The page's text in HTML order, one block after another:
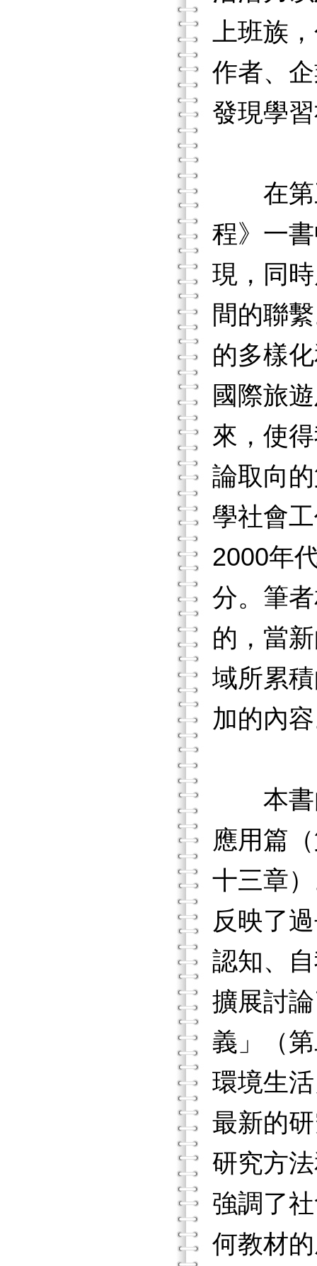
上班族
作者、
發現學
在第三
程》一
現，同
間的聯
的多樣
國際旅
來，使
論取向
學社會
2000年
分。筆
的，當
域所累
加的內
本書由
應用篇
十三章
反映了
認知、
擴展討
義」（
環境生
最新的
研究方
強調了
何教材